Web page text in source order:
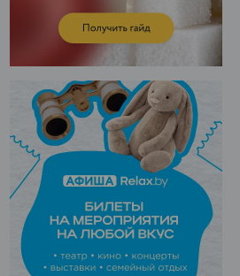
ЭФФЕКТИВНАЯ РЕКЛАМА НА САЙТЕ